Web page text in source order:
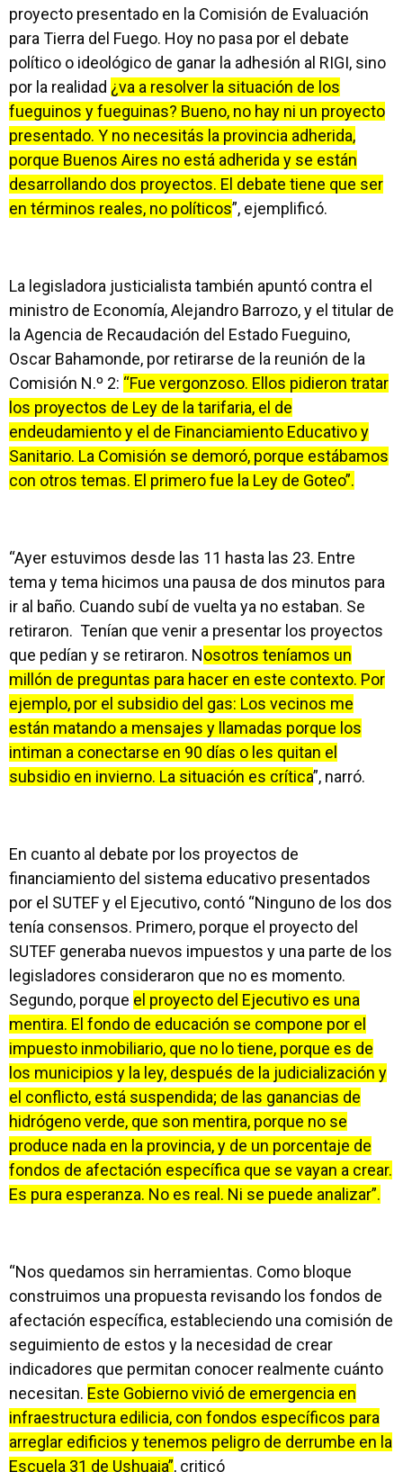
proyecto presentado en la Comisión de Evaluación
para Tierra del Fuego. Hoy no pasa por el debate
político o ideológico de ganar la adhesión al RIGI, sino
por la realidad ¿va a resolver la situación de los
fueguinos y fueguinas? Bueno, no hay ni un proyecto
presentado. Y no necesitás la provincia adherida,
porque Buenos Aires no está adherida y se están
desarrollando dos proyectos. El debate tiene que ser
en términos reales, no políticos”, ejemplificó.
La legisladora justicialista también apuntó contra el
ministro de Economía, Alejandro Barrozo, y el titular de
la Agencia de Recaudación del Estado Fueguino,
Oscar Bahamonde, por retirarse de la reunión de la
Comisión N.º 2: “Fue vergonzoso. Ellos pidieron tratar
los proyectos de Ley de la tarifaria, el de
endeudamiento y el de Financiamiento Educativo y
Sanitario. La Comisión se demoró, porque estábamos
con otros temas. El primero fue la Ley de Goteo”.
“Ayer estuvimos desde las 11 hasta las 23. Entre
tema y tema hicimos una pausa de dos minutos para
ir al baño. Cuando subí de vuelta ya no estaban. Se
retiraron. Tenían que venir a presentar los proyectos
que pedían y se retiraron. Nosotros teníamos un
millón de preguntas para hacer en este contexto. Por
ejemplo, por el subsidio del gas: Los vecinos me
están matando a mensajes y llamadas porque los
intiman a conectarse en 90 días o les quitan el
subsidio en invierno. La situación es crítica”, narró.
En cuanto al debate por los proyectos de
financiamiento del sistema educativo presentados
por el SUTEF y el Ejecutivo, contó “Ninguno de los dos
tenía consensos. Primero, porque el proyecto del
SUTEF generaba nuevos impuestos y una parte de los
legisladores consideraron que no es momento.
Segundo, porque el proyecto del Ejecutivo es una
mentira. El fondo de educación se compone por el
impuesto inmobiliario, que no lo tiene, porque es de
los municipios y la ley, después de la judicialización y
el conflicto, está suspendida; de las ganancias de
hidrógeno verde, que son mentira, porque no se
produce nada en la provincia, y de un porcentaje de
fondos de afectación específica que se vayan a crear.
Es pura esperanza. No es real. Ni se puede analizar”.
“Nos quedamos sin herramientas. Como bloque
construimos una propuesta revisando los fondos de
afectación específica, estableciendo una comisión de
seguimiento de estos y la necesidad de crear
indicadores que permitan conocer realmente cuánto
necesitan. Este Gobierno vivió de emergencia en
infraestructura edilicia, con fondos específicos para
arreglar edificios y tenemos peligro de derrumbe en la
Escuela 31 de Ushuaia”, criticó